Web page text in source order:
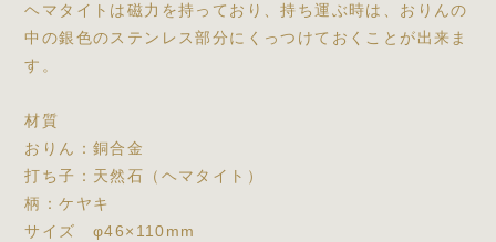
ヘマタイトは磁力を持っており、持ち運ぶ時は、おりんの
中の銀色のステンレス部分にくっつけておくことが出来ま
す。
材質
おりん：銅合金
打ち子：天然石（ヘマタイト）
柄：ケヤキ
サイズ φ46×110mm